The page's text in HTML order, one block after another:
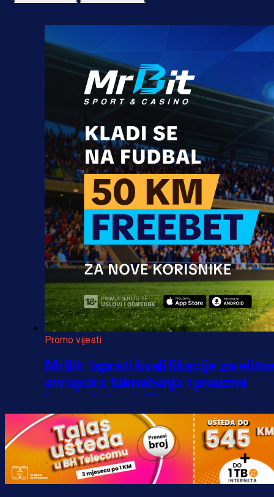
Promo vijesti
MrBit: Isprati kvalifikacije za
evropska takmičenja i preuzmi
bonus dobrodošlice!
3 h 30 min